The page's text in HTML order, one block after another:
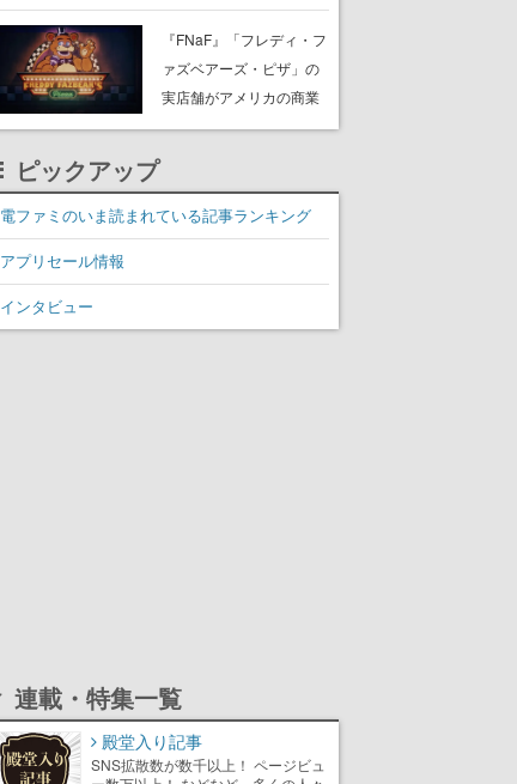
PC（Steam）向けに2026
年秋発売へ。手描きアー
トの雰囲気が良すぎる最
『FNaF』「フレディ・フ
ァズベアーズ・ピザ」の
実店舗がアメリカの商業
施設「American Dream」
発、食事だけでなくステ
ージショーや没入型のホ
ピックアップ
電ファミのいま読まれている記事ランキング
アプリセール情報
インタビュー
連載・特集一覧
殿堂入り記事
SNS拡散数が数千以上！ ページビュ